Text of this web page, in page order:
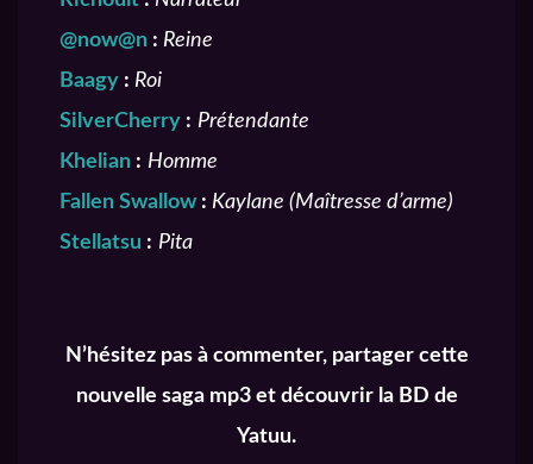
@now@n : Reine
Baagy : Roi
SilverCherry : Prétendante
Khelian : Homme
Fallen Swallow : Kaylane (Maîtresse d’arme)
Stellatsu : Pita
N’hésitez pas à commenter, partager cette
nouvelle saga mp3 et découvrir la BD de
Yatuu.